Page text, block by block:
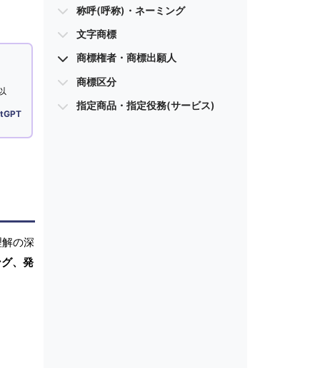
の深
、発
称呼(呼称)・ネーミング
文字商標
商標権者・商標出願人
商標区分
指定商品・指定役務(サービス)